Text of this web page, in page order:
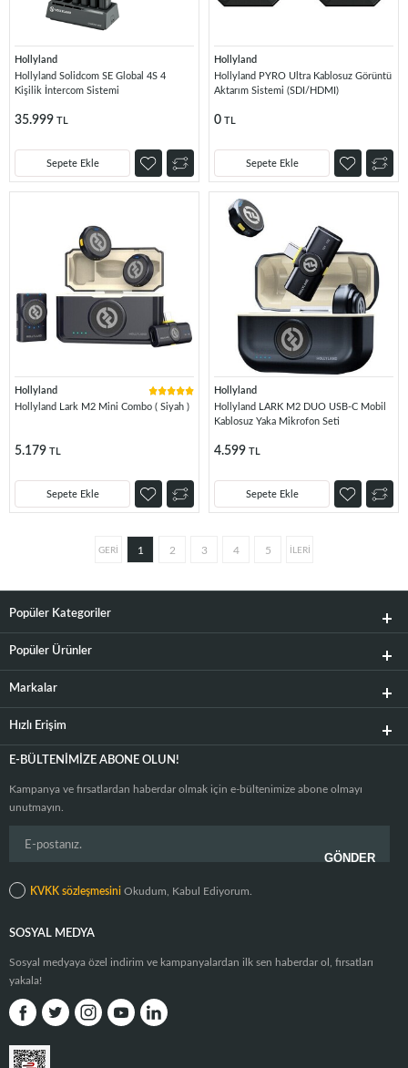
Hollyland
Hollyland Solidcom SE Global 4S 4
Kişilik İntercom Sistemi
35.999 TL
Sepete Ekle
Hollyland
Hollyland PYRO Ultra Kablosuz Görüntü
Aktarım Sistemi (SDI/HDMI)
0 TL
Sepete Ekle
Hollyland
Hollyland Lark M2 Mini Combo ( Siyah )
5.179 TL
Sepete Ekle
Hollyland
Hollyland LARK M2 DUO USB‑C Mobil
Kablosuz Yaka Mikrofon Seti
4.599 TL
Sepete Ekle
1 2 3 4 5
Popüler Kategoriler
Popüler Ürünler
Markalar
Hızlı Erişim
E-BÜLTENIMIZE ABONE OLUN!
Kampanya ve fırsatlardan haberdar olmak için e-bültenimize abone olmayı
unutmayın.
KVKK sözleşmesini Okudum, Kabul Ediyorum.
SOSYAL MEDYA
Sosyal medyaya özel indirim ve kampanyalardan ilk sen haberdar ol, fırsatları
yakala!